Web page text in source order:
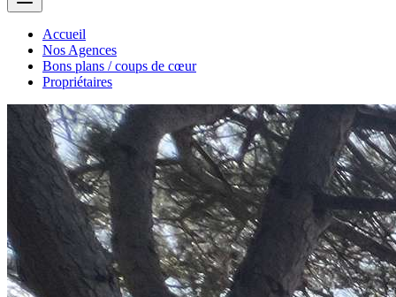
Accueil
Nos Agences
Bons plans / coups de cœur
Propriétaires